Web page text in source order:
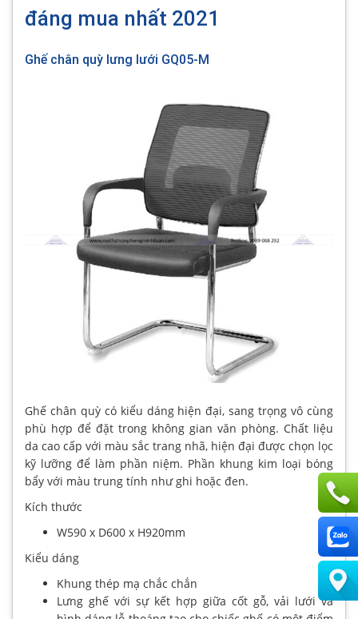
đáng mua nhất 2021
Ghế chân quỳ lưng lưới GQ05-M
Ghế chân quỳ có kiểu dáng hiện đại, sang trọng vô cùng
phù hợp để đặt trong không gian văn phòng. Chất liệu
da cao cấp với màu sắc trang nhã, hiện đại được chọn lọc
kỹ lưỡng để làm phần niệm. Phần khung kim loại bóng
bẩy với màu trung tính như ghi hoặc đen.
Kích thước
W590 x D600 x H920mm
Kiểu dáng
Khung thép mạ chắc chắn
Lưng ghế với sự kết hợp giữa cốt gỗ, vải lưới và